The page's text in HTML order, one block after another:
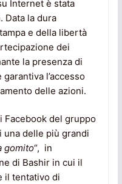
Internet è stata
Data la dura
e della libertà
dei
la presenza di
l’accesso
delle azioni.
Facebook del gruppo
una delle più grandi
gomito“, in
di Bashir in cui il
il tentativo di